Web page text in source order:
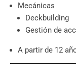
Mecánicas
Deckbuilding
Gestión de
A partir de 12